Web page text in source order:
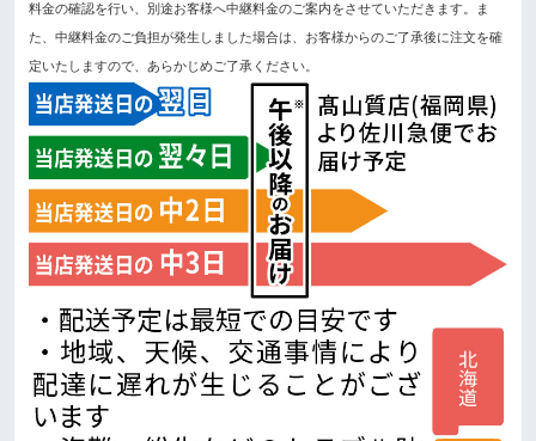
料金の確認を行い、別途お客様へ中継料金のご案内をさせていただきます。ま
た、中継料金のご負担が発生しました場合は、お客様からのご了承後に注文を確
定いたしますので、あらかじめご了承ください。